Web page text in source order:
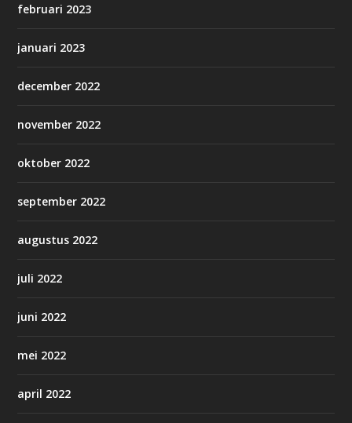
februari 2023
januari 2023
december 2022
november 2022
oktober 2022
september 2022
augustus 2022
juli 2022
juni 2022
mei 2022
april 2022